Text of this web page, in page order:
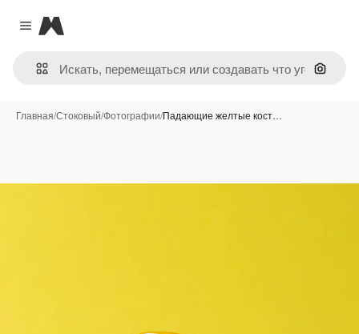
Close menu
Magnific
Поиск
Главная/Стоковый/Фотографии/Падающие желтые кост…